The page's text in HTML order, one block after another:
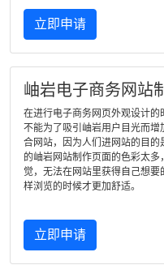
立即申请
岫岩电子商务网站
在进行电子商务网页外观设计的
不能为了吸引岫岩用户目光而
合网站，因为人们进网站的目的
的岫岩网站制作页面的色彩太
觉，无法在网站里获得自己想
样浏览的时候才更加舒适。
立即申请